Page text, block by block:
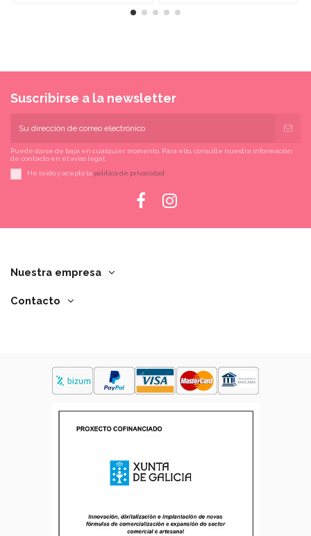
Suscribirse a la newsletter
Puede darse de baja en cualquier momento. Para ello, consulte nuestra información
de contacto en el aviso legal.
He leído y acepto la política de privacidad
Nuestra empresa
Contacto